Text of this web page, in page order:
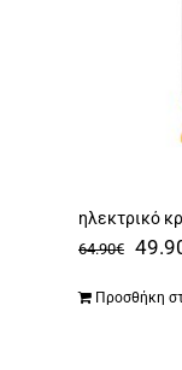
ηλεκτρικό
64.90€
Προσθήκη